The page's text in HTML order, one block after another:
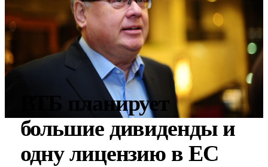
ВТБ планирует
большие дивиденды и
одну лицензию в ЕС